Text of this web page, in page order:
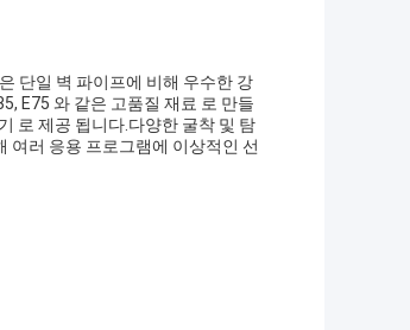
단일 벽 파이프에 비해 우수한 강
E75 와 같은 고품질 재료 로 만들
로 제공 됩니다.다양한 굴착 및 탐
여러 응용 프로그램에 이상적인 선